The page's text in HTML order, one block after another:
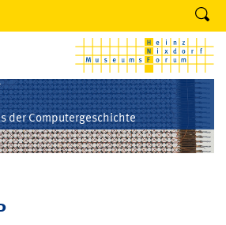
der Computergeschichte